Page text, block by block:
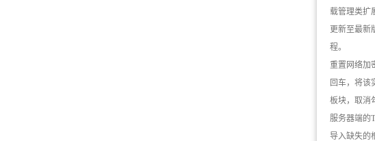
载管理类扩
更新至最新
程。
重置网络加
回车，将该
板块，取消
服务器端的
导入缺失的